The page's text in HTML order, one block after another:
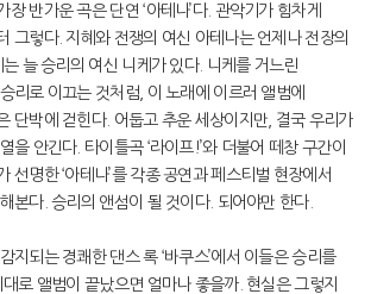
장 반가운 곡은 단연 ‘아테나’다. 관악기가 힘차게
그렇다. 지혜와 전쟁의 여신 아테나는 언제나 전장의
늘 승리의 여신 니케가 있다. 니케를 거느린
리로 이끄는 것처럼, 이 노래에 이르러 앨범에
단박에 걷힌다. 어둡고 추운 세상이지만, 결국 우리가
을 안긴다. 타이틀곡 ‘라이프!’와 더불어 떼창 구간이
선명한 ‘아테나’를 각종 공연과 페스티벌 현장에서
본다. 승리의 앤섬이 될 것이다. 되어야만 한다.
지되는 경쾌한 댄스 록 ‘바쿠스’에서 이들은 승리를
로 앨범이 끝났으면 얼마나 좋을까. 현실은 그렇지